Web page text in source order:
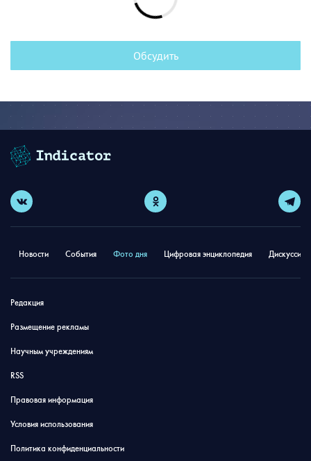
Обсудить
Новости События Фото дня Цифровая энциклопедия
Редакция
Размещение рекламы
Научным учреждениям
RSS
Правовая информация
Условия использования
Политика конфиденциальности